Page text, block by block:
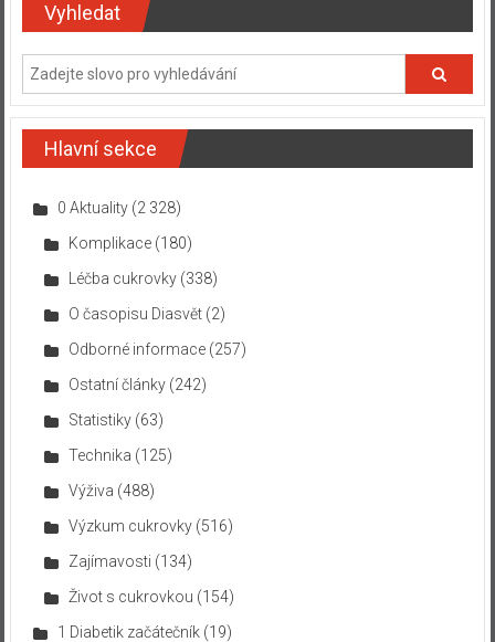
Vyhledat
Hlavní sekce
0 Aktuality(2 328)
Komplikace(180)
Léčba cukrovky(338)
O časopisu Diasvět(2)
Odborné informace(257)
Ostatní články(242)
Statistiky(63)
Technika (125)
Výživa (488)
Výzkum cukrovky(516)
Zajímavosti (134)
Život s cukrovkou (154)
1 Diabetik začátečník(19)